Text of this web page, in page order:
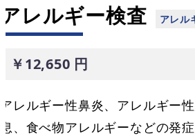
アレルギー検査
￥12,650 円
アレルギー性鼻炎、アレルギー
息、食べ物アレルギーなどの発